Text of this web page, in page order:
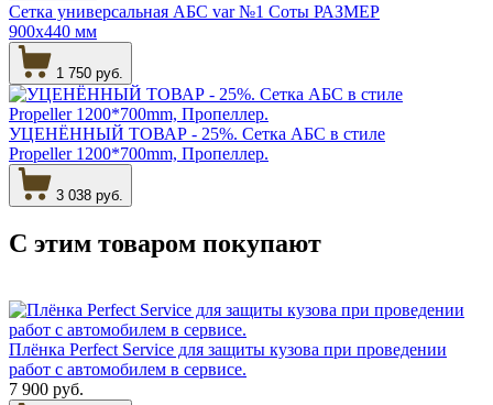
Сетка универсальная АБС var №1 Соты РАЗМЕР
900х440 мм
1 750 руб.
УЦЕНЁННЫЙ ТОВАР - 25%. Сетка АБС в стиле
Propeller 1200*700mm, Пропеллер.
3 038 руб.
С этим товаром покупают
Плёнка Perfect Service для защиты кузова при проведении
работ с автомобилем в сервисе.
7 900 руб.